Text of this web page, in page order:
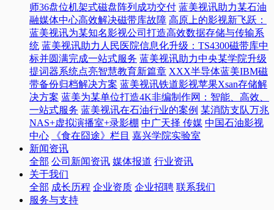
师36盘位机架式磁盘阵列成功交付 蓝美视讯助力某石油
融媒体中心高效解决磁带库故障 高原上的影视新飞跃：
蓝美视讯为某知名影视公司打造高效数据存储与传输系
统 蓝美视讯助力人民医院信息化升级：TS4300磁带库中
标并圆满完成一站式服务 蓝美视讯助力中央某学院升级
提词器系统点亮智慧教育新篇章 XXX半导体蓝美IBM磁
带备份归档解决方案 蓝美视讯铁道影视苹果Xsan存储解
决方案 蓝美为某单位打造4K非编制作网：智能、高效、
一站式服务 蓝美视讯在石油行业的案例 某消防支队万兆
NAS+虚拟演播室+录影棚 中广天择 传媒 中国石油影视
中心
《食在囧途》栏目 嘉兴学院实验室
新闻资讯
全部 公司新闻资讯 媒体报道 行业资讯
关于我们
全部 成长历程 企业资质 企业招聘 联系我们
服务与支持